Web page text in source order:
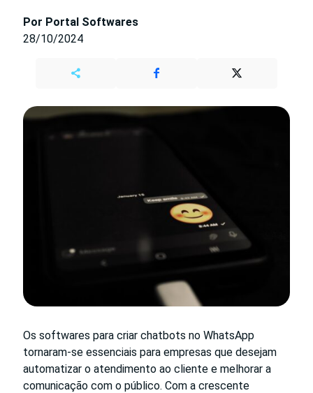
Por Portal Softwares
28/10/2024
Os softwares para criar chatbots no WhatsApp
tornaram-se essenciais para empresas que desejam
automatizar o atendimento ao cliente e melhorar a
comunicação com o público. Com a crescente